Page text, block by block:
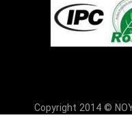
Copyright 2014 ©